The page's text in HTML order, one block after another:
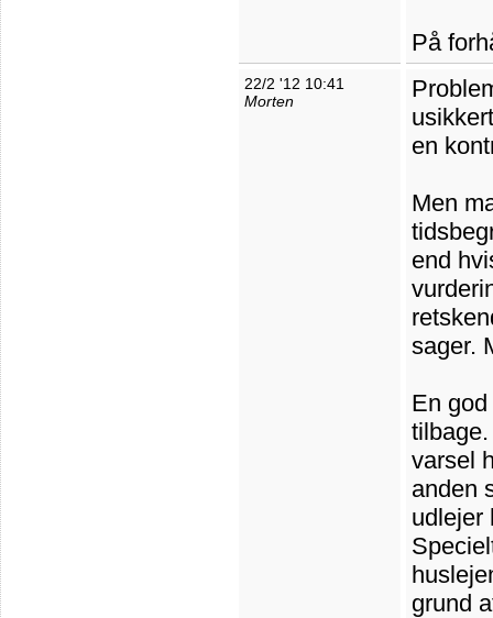
På
22/2 '12 10:41
Morten
en
Men
end
sager.
En
varsel
anden
udlejer
grund